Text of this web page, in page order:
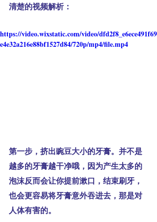
清楚的视频解析：
https://video.wixstatic.com/video/dfd2f8_e6ece491f69
e4e32a216e88bf1527d84/720p/mp4/file.mp4
第一步， 挤出豌豆大小的牙膏。并不是
越多的牙膏越干净哦，因为产生太多的
泡沫反而会让你提前漱口，结束刷牙，
也会更容易将牙膏意外吞进去，那是对
人体有害的。